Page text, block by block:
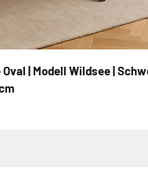
| Modell Wildsee |